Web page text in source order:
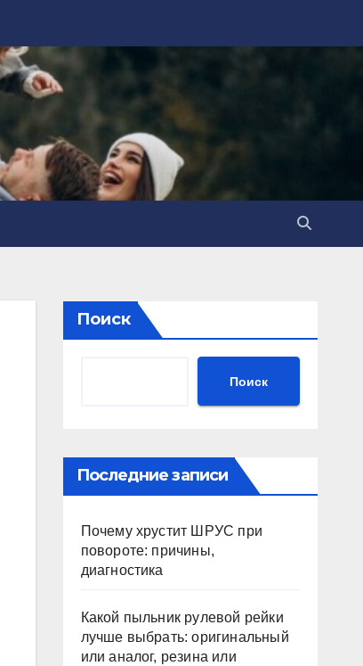
Поиск
Поиск
Последние записи
Почему хрустит ШРУС при
повороте: причины,
диагностика
Какой пыльник рулевой рейки
лучше выбрать: оригинальный
или аналог, резина или